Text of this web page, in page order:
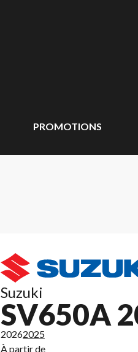
PROMOTIONS
Suzuki
SV650A
20262025
À partir de